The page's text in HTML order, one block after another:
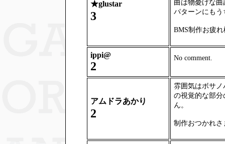
★glustar
3
曲は物憂げな
パターンにも
BMS制作お疲
ippi@
2
No comment.
アムドラあかり
2
雰囲気はボサ
の視覚的な部
ん。
制作おつかれさ